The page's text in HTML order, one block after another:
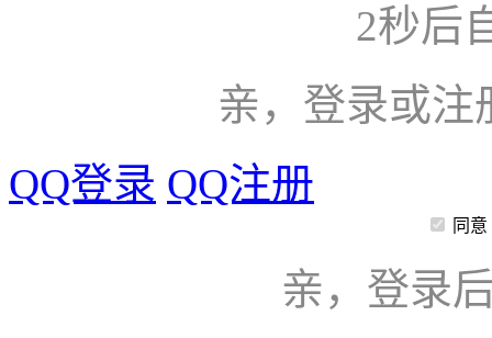
2秒后
亲，登录或注
QQ登录 QQ注册
同意
亲，登录